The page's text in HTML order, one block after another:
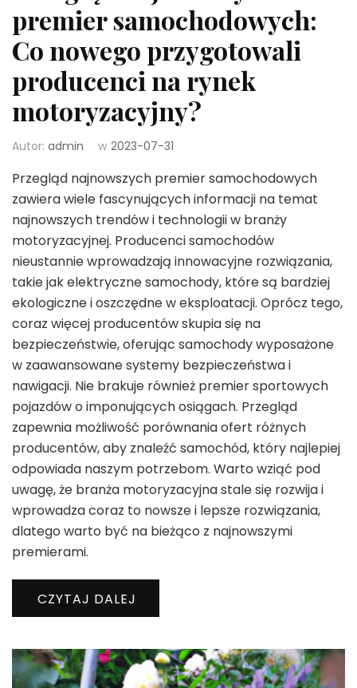
premier samochodowych:
Co nowego przygotowali
producenci na rynek
motoryzacyjny?
Autor: admin w 2023-07-31
Przegląd najnowszych premier samochodowych
zawiera wiele fascynujących informacji na temat
najnowszych trendów i technologii w branży
motoryzacyjnej. Producenci samochodów
nieustannie wprowadzają innowacyjne rozwiązania,
takie jak elektryczne samochody, które są bardziej
ekologiczne i oszczędne w eksploatacji. Oprócz tego,
coraz więcej producentów skupia się na
bezpieczeństwie, oferując samochody wyposażone
w zaawansowane systemy bezpieczeństwa i
nawigacji. Nie brakuje również premier sportowych
pojazdów o imponujących osiągach. Przegląd
zapewnia możliwość porównania ofert różnych
producentów, aby znaleźć samochód, który najlepiej
odpowiada naszym potrzebom. Warto wziąć pod
uwagę, że branża motoryzacyjna stale się rozwija i
wprowadza coraz to nowsze i lepsze rozwiązania,
dlatego warto być na bieżąco z najnowszymi
premierami.
CZYTAJ DALEJ